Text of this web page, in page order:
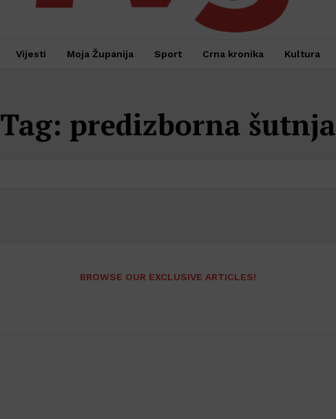
Vijesti Moja Županija Sport Crna kronika Kultura
Tag: predizborna šutnja
BROWSE OUR EXCLUSIVE ARTICLES!